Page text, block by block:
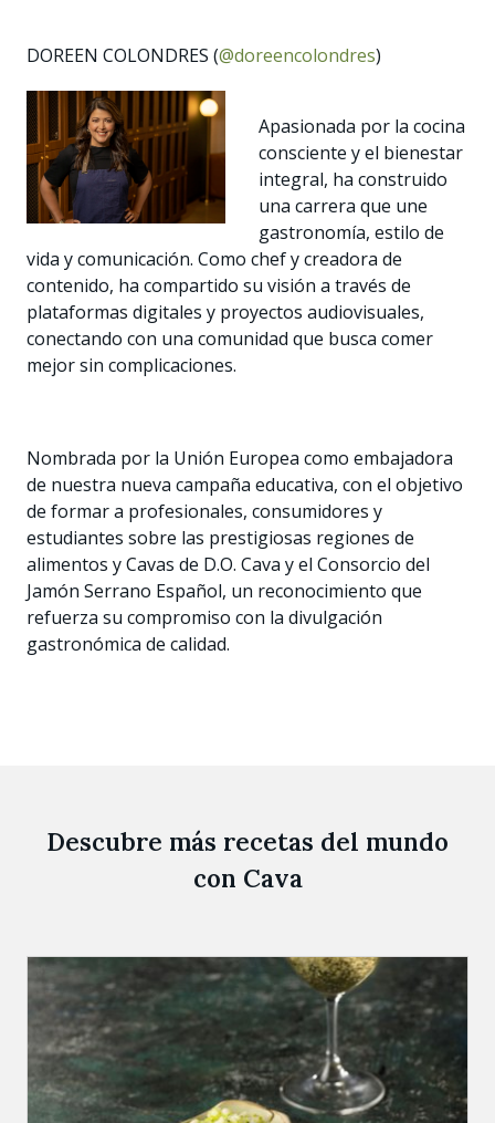
DOREEN COLONDRES (@doreencolondres)
Apasionada por la cocina
consciente y el bienestar
integral, ha construido
una carrera que une
gastronomía, estilo de
vida y comunicación. Como chef y creadora de
contenido, ha compartido su visión a través de
plataformas digitales y proyectos audiovisuales,
conectando con una comunidad que busca comer
mejor sin complicaciones.
Nombrada por la Unión Europea como embajadora
de nuestra nueva campaña educativa, con el objetivo
de formar a profesionales, consumidores y
estudiantes sobre las prestigiosas regiones de
alimentos y Cavas de D.O. Cava y el Consorcio del
Jamón Serrano Español, un reconocimiento que
refuerza su compromiso con la divulgación
gastronómica de calidad.
Descubre más recetas del mundo
con Cava